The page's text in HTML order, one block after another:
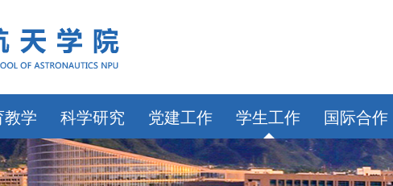
学 科学研究 党建工作 学生工作 国际合作